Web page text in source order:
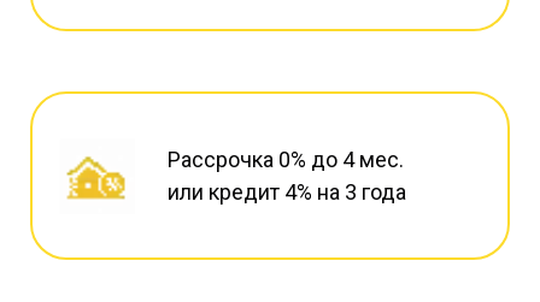
Рассрочка 0% до 4 мес.
или кредит 4% на 3 года